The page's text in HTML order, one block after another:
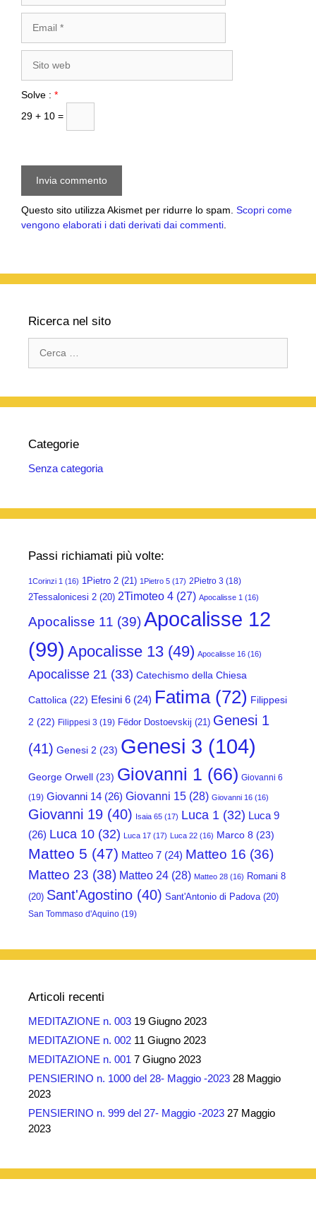
web
Solve : *
29 + 10 =
Questo sito utilizza Akismet per ridurre lo spam. Scopri come
vengono elaborati i dati derivati dai commenti.
Ricerca nel sito
per:
Categorie
Senza categoria
Passi richiamati più volte:
1Corinzi 1 (16) 1Pietro 2 (21) 1Pietro 5 (17) 2Pietro 3 (18)
2Tessalonicesi 2 (20) 2Timoteo 4 (27) Apocalisse 1 (16)
Apocalisse 11 (39)Apocalisse 12
(99) Apocalisse 13 (49) Apocalisse 16 (16)
Apocalisse 21 (33) Catechismo della Chiesa
Cattolica (22) Efesini 6 (24) Fatima(72) Filippesi
2 (22) Filippesi 3 (19) Fëdor Dostoevskij (21) Genesi 1
(41) Genesi 2 (23) Genesi 3 (104)
George Orwell (23) Giovanni 1 (66) Giovanni 6
(19) Giovanni 14 (26) Giovanni 15 (28) Giovanni 16 (16)
Giovanni 19 (40) Isaia 65 (17) Luca 1 (32) Luca 9
(26) Luca 10 (32) Luca 17 (17) Luca 22 (16) Marco 8 (23)
Matteo 5 (47) Matteo 7 (24) Matteo 16 (36)
Matteo 23 (38) Matteo 24 (28) Matteo 28 (16) Romani 8
(20) Sant'Agostino (40) Sant'Antonio di Padova(20)
San Tommaso d'Aquino (19)
Articoli recenti
MEDITAZIONE n. 003 19 Giugno 2023
MEDITAZIONE n. 002 11 Giugno 2023
MEDITAZIONE n. 001 7 Giugno 2023
PENSIERINO n. 1000 del 28- Maggio -2023 28 Maggio
2023
PENSIERINO n. 999 del 27- Maggio -2023 27 Maggio
2023